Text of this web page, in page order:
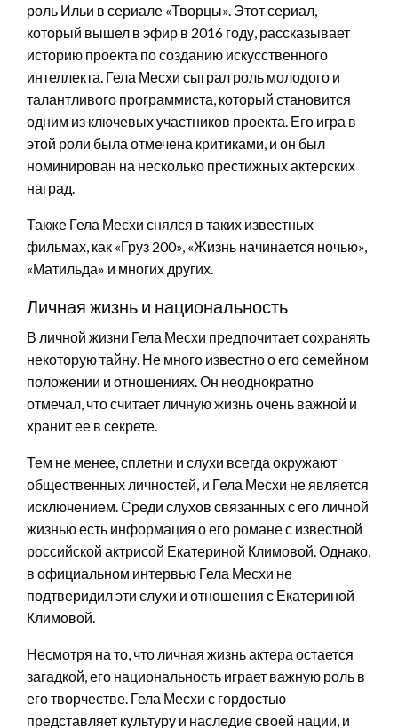
роль Ильи в сериале «Творцы». Этот сериал,
который вышел в эфир в 2016 году, рассказывает
историю проекта по созданию искусственного
интеллекта. Гела Месхи сыграл роль молодого и
талантливого программиста, который становится
одним из ключевых участников проекта. Его игра в
этой роли была отмечена критиками, и он был
номинирован на несколько престижных актерских
наград.
Также Гела Месхи снялся в таких известных
фильмах, как «Груз 200», «Жизнь начинается ночью»,
«Матильда» и многих других.
Личная жизнь и национальность
В личной жизни Гела Месхи предпочитает сохранять
некоторую тайну. Не много известно о его семейном
положении и отношениях. Он неоднократно
отмечал, что считает личную жизнь очень важной и
хранит ее в секрете.
Тем не менее, сплетни и слухи всегда окружают
общественных личностей, и Гела Месхи не является
исключением. Среди слухов связанных с его личной
жизнью есть информация о его романе с известной
российской актрисой Екатериной Климовой. Однако,
в официальном интервью Гела Месхи не
подтверидил эти слухи и отношения с Екатериной
Климовой.
Несмотря на то, что личная жизнь актера остается
загадкой, его национальность играет важную роль в
его творчестве. Гела Месхи с гордостью
представляет культуру и наследие своей нации, и